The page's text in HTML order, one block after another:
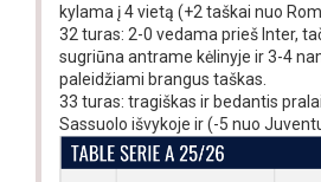
kylama į 4 vietą (+2 taškai nuo
32 turas: 2-0 vedama prieš Inter,
sugriūna antrame kėlinyje ir 3-4
paleidžiami brangus taškas.
33 turas: tragiškas ir bedantis
Sassuolo išvykoje ir (-5 nuo